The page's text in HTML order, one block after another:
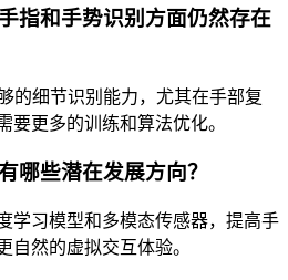
指和手势识别方面仍然存在
的细节识别能力，尤其在手部复
要更多的训练和算法优化。
哪些潜在发展方向？
学习模型和多模态传感器，提高手
自然的虚拟交互体验。